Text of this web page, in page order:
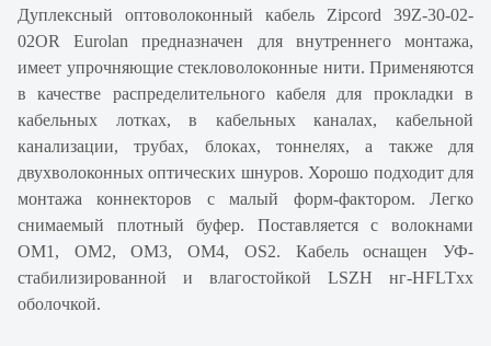
Дуплексный оптоволоконный кабель Zipcord 39Z-30-02-
02OR Eurolan предназначен для внутреннего монтажа,
имеет упрочняющие стекловолоконные нити. Применяются
в качестве распределительного кабеля для прокладки в
кабельных лотках, в кабельных каналах, кабельной
канализации, трубах, блоках, тоннелях, а также для
двухволоконных оптических шнуров. Хорошо подходит для
монтажа коннекторов с малый форм-фактором. Легко
снимаемый плотный буфер. Поставляется с волокнами
OM1, OM2, OM3, OM4, OS2. Кабель оснащен УФ-
стабилизированной и влагостойкой LSZH нг-HFLTxx
оболочкой.